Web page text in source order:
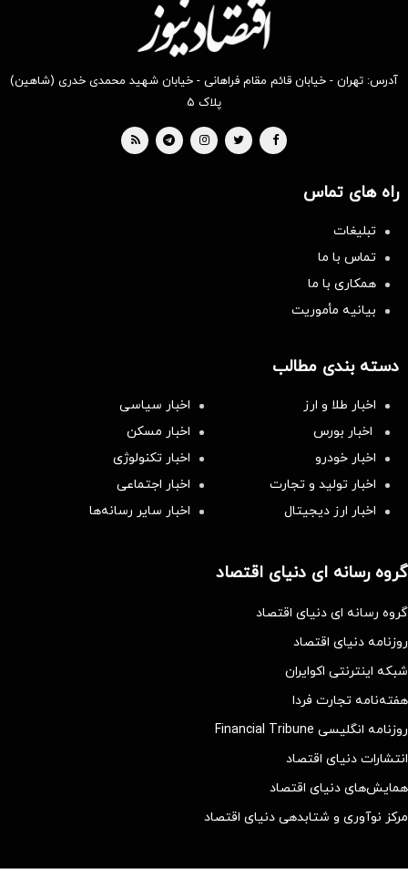
آدرس: تهران - خیابان قائم مقام فراهانی - خیابان شهید محمدی خدری (شاهین)
پلاک ۵
راه های تماس
تبلیغات
تماس با ما
همکاری با ما
بیانیه مأموریت
دسته بندی مطالب
اخبار طلا و ارز
اخبار سیاسی
اخبار بورس
اخبار مسکن
اخبار خودرو
اخبار تکنولوژی
اخبار تولید و تجارت
اخبار اجتماعی
اخبار ارز دیجیتال
اخبار سایر رسانه‌‌ها
گروه رسانه ای دنیای اقتصاد
گروه رسانه ای دنیای اقتصاد
روزنامه دنیای اقتصاد
شبکه اینترنتی اکوایران
هفته‌نامه تجارت فردا
روزنامه انگلیسی Financial Tribune
انتشارات دنیای اقتصاد
همایش‌های دنیای اقتصاد
مرکز نوآوری و شتابدهی دنیای اقتصاد